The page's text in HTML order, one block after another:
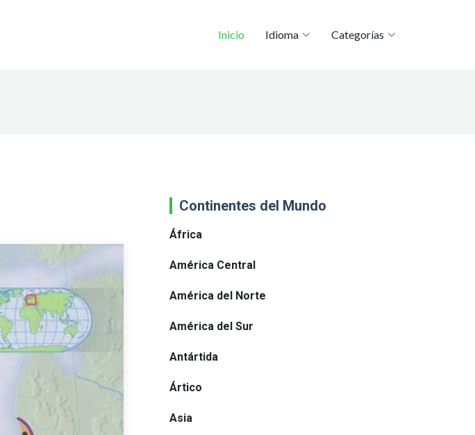
Inicio Idioma Categorías
Continentes del Mundo
África
América Central
América del Norte
América del Sur
Antártida
Ártico
Asia